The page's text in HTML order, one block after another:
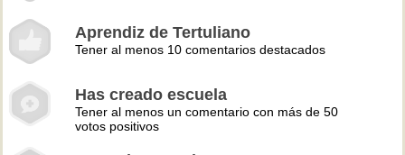
Aprendiz de Tertuliano
Tener al menos 10 comentarios destacados
Has creado escuela
Tener al menos un comentario con más de 50
votos positivos